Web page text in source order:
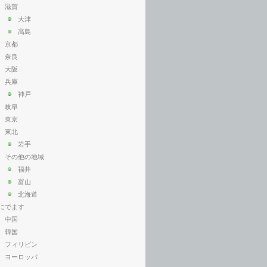
滋賀
大津
高島
京都
奈良
大阪
兵庫
神戸
岐阜
東京
東北
岩手
その他の地域
福井
富山
北海道
でます
中国
韓国
フィリピン
ヨーロッパ